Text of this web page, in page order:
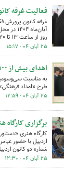
فعالیت غرفه
روز از ساعت ۱۳ تا ۲۰ پذیرای علاقه‌مندان در محل دائمی نمایشگاه‌های استان اردبیل بود.
۲۵ آبان ۰۴ - ۱۵:۱۷
اهدای بیش از ۱۵۰۰ جلد کتاب به مدارس مناطق محروم نمین در هفته کتاب و کتاب‌خوانی
به مناسبت
طرح «امداد فرهنگی»، بیش از ۱۵۰۰ جلد کتاب را به مدارس مناطق روستایی و
۲۵ آبان ۰۴ - ۱۲:۵۹
برگزاری
کارگاه هنری
اردبیل با حضور
شماره دو کانون
۲۵ آبان ۰۴ - ۱۲:۳۰